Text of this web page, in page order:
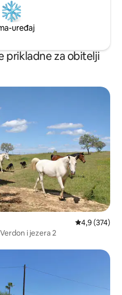
uređaj
prikladne za obitelji
oznakom „Odabrali gosti”
Prosječna
4,9 (374)
i jezera 2
oznakom „Odabrali gosti”